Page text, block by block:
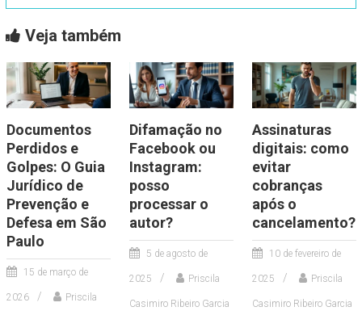
Veja também
Documentos
Perdidos e
Golpes: O Guia
Jurídico de
Prevenção e
Defesa em São
Paulo
15 de março de
2026 Priscila
Difamação no
Facebook ou
Instagram:
posso
processar o
autor?
5 de agosto de
2025 Priscila
Casimiro Ribeiro Garcia
Assinaturas
digitais: como
evitar
cobranças
após o
cancelamento?
10 de fevereiro de
2025 Priscila
Casimiro Ribeiro Garcia